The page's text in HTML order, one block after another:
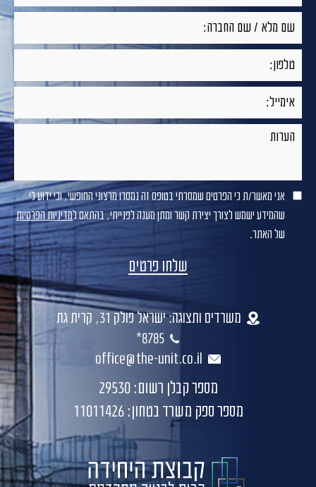
אני מאשר/ת כי הפרטים שמסרתי בטופס זה נמסרו מרצוני החופשי, וכי ידוע לי
שהמידע ישמש לצורך יצירת קשר ומתן מענה לפנייתי, בהתאם למדיניות הפרטיות
של האתר.
משרדים ותצוגה: ישראל פולק 31, קרית גת
8785*
office@the-unit.co.il
מספר קבלן רשום: 29530
מספר ספק משרד בטחון: 11011426